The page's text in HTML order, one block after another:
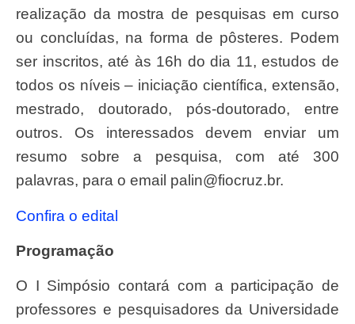
realização da mostra de pesquisas em curso
ou concluídas, na forma de pôsteres. Podem
ser inscritos, até às 16h do dia 11, estudos de
todos os níveis – iniciação científica, extensão,
mestrado, doutorado, pós-doutorado, entre
outros. Os interessados devem enviar um
resumo sobre a pesquisa, com até 300
palavras, para o email palin@fiocruz.br.
Confira o edital
Programação
O I Simpósio contará com a participação de
professores e pesquisadores da Universidade